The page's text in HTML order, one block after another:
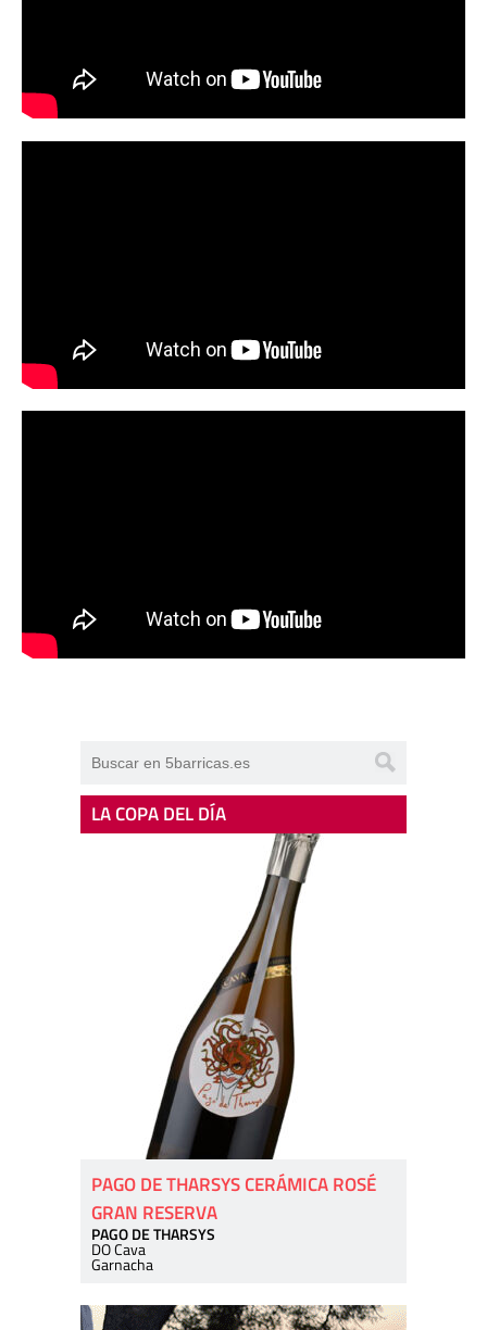
LA COPA DEL DÍA
PAGO DE THARSYS CERÁMICA ROSÉ
GRAN RESERVA
PAGO DE THARSYS
DO Cava
Garnacha